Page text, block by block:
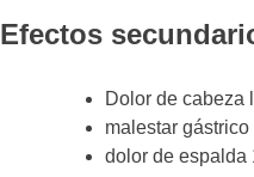
Efectos
Dolor de cabeza
malestar gástrico
dolor de espalda